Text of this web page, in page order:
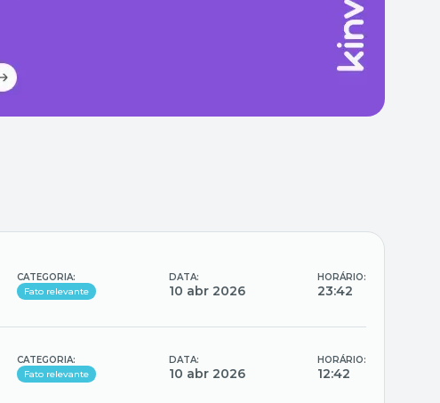
CATEGORIA:
Fato relevante
DATA:
10 abr 2026
HORÁRIO:
23:42
CATEGORIA:
Fato relevante
DATA:
10 abr 2026
HORÁRIO:
12:42